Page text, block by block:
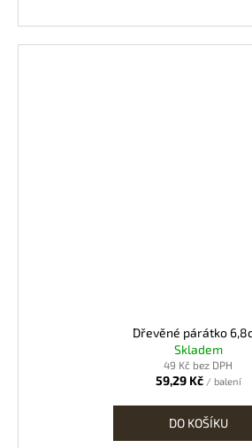
Dřevěné párátko
Skladem
49 Kč bez DPH
59,29 Kč / balení
DO KOŠÍKU